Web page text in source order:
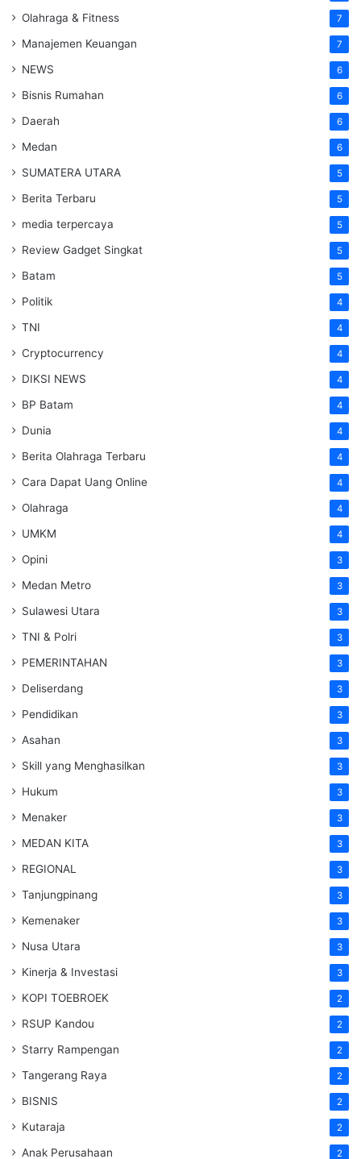
Olahraga & Fitness 7
Manajemen Keuangan 7
NEWS 6
Bisnis Rumahan 6
Daerah 6
Medan 6
SUMATERA UTARA 5
Berita Terbaru 5
media terpercaya 5
Review Gadget Singkat 5
Batam 5
Politik 4
TNI 4
Cryptocurrency 4
DIKSI NEWS 4
BP Batam 4
Dunia 4
Berita Olahraga Terbaru 4
Cara Dapat Uang Online 4
Olahraga 4
UMKM 4
Opini 3
Medan Metro 3
Sulawesi Utara 3
TNI & Polri 3
PEMERINTAHAN 3
Deliserdang 3
Pendidikan 3
Asahan 3
Skill yang Menghasilkan 3
Hukum 3
Menaker 3
MEDAN KITA 3
REGIONAL 3
Tanjungpinang 3
Kemenaker 3
Nusa Utara 3
Kinerja & Investasi 3
KOPI TOEBROEK 2
RSUP Kandou 2
Starry Rampengan 2
Tangerang Raya 2
BISNIS 2
Kutaraja 2
Anak Perusahaan 2